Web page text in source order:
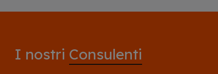
I nostri Consulenti